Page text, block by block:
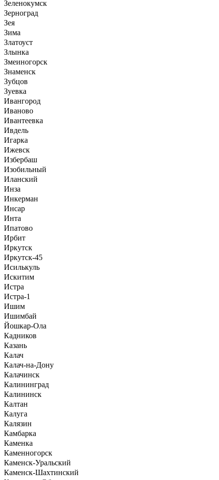
Зеленокумск
Зерноград
Зея
Зима
Златоуст
Злынка
Змеиногорск
Знаменск
Зубцов
Зуевка
Ивангород
Иваново
Ивантеевка
Ивдель
Игарка
Ижевск
Избербаш
Изобильный
Иланский
Инза
Инкерман
Инсар
Инта
Ипатово
Ирбит
Иркутск
Иркутск-45
Исилькуль
Искитим
Истра
Истра-1
Ишим
Ишимбай
Йошкар-Ола
Кадников
Казань
Калач
Калач-на-Дону
Калачинск
Калининград
Калининск
Калтан
Калуга
Калязин
Камбарка
Каменка
Каменногорск
Каменск-Уральский
Каменск-Шахтинский